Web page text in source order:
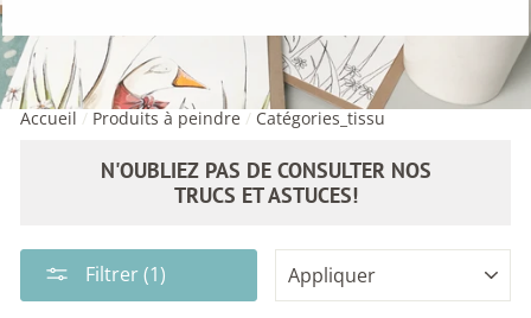
Accueil / Produits à peindre / Catégories_tissu
N'OUBLIEZ PAS DE CONSULTER NOS
TRUCS ET ASTUCES!
Filtrer (1)
APPLIQUER